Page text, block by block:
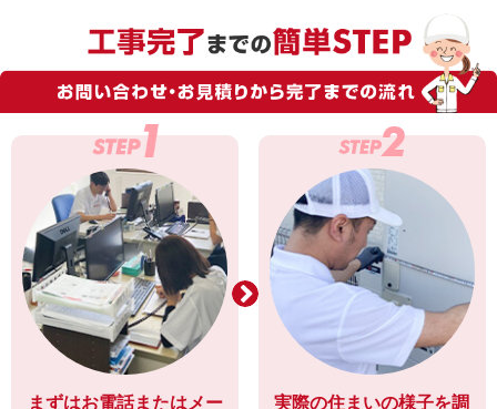
まずはお電話またはメー
実際の住まいの様子を調